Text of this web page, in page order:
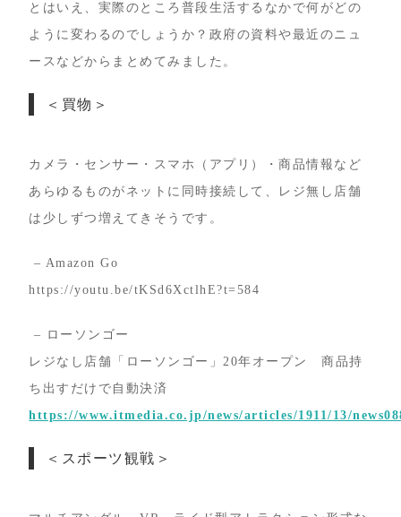
とはいえ、実際のところ普段生活するなかで何がどの
ように変わるのでしょうか？政府の資料や最近のニュ
ースなどからまとめてみました。
＜買物＞
カメラ・センサー・スマホ（アプリ）・商品情報など
あらゆるものがネットに同時接続して、レジ無し店舗
は少しずつ増えてきそうです。
– Amazon Go
https://youtu.be/tKSd6XctlhE?t=584
– ローソンゴー
レジなし店舗「ローソンゴー」20年オープン 商品持
ち出すだけで自動決済
https://www.itmedia.co.jp/news/articles/1911/13/
＜スポーツ観戦＞